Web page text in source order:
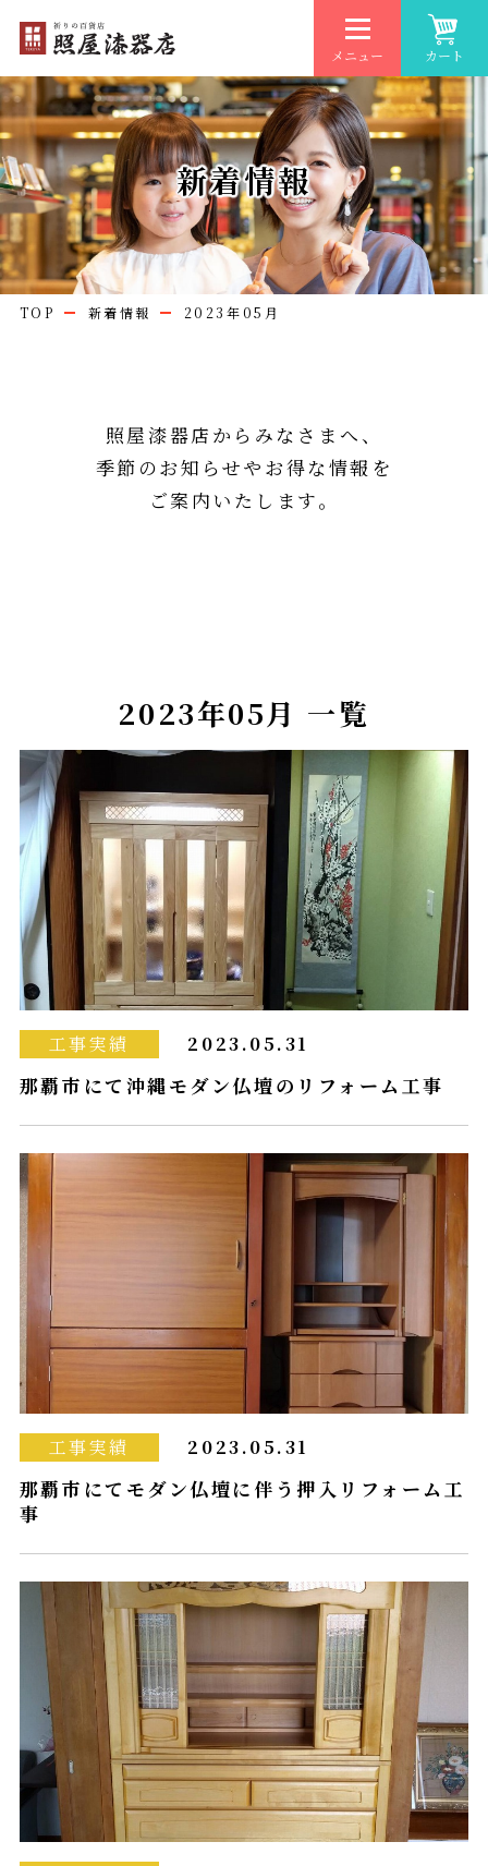
カート
メニュー
新着情報
TOP 新着情報 2023年05月
照屋漆器店からみなさまへ、
季節のお知らせやお得な情報を
ご案内いたします。
2023年05月 一覧
工事実績 2023.05.31
那覇市にて沖縄モダン仏壇のリフォーム工事
工事実績 2023.05.31
那覇市にてモダン仏壇に伴う押入リフォーム工
事